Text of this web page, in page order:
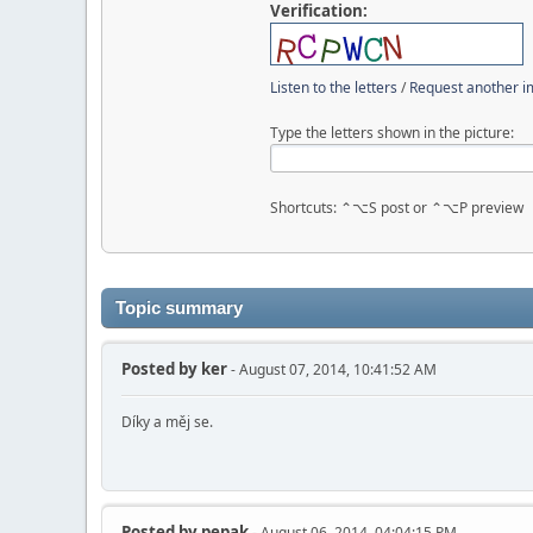
Verification:
Listen to the letters /Request another
Type the letters shown in the picture:
Shortcuts: ⌃⌥S post or ⌃⌥P preview
Topic summary
Posted by ker- August 07, 2014, 10:41:52 AM
Díky a měj se.